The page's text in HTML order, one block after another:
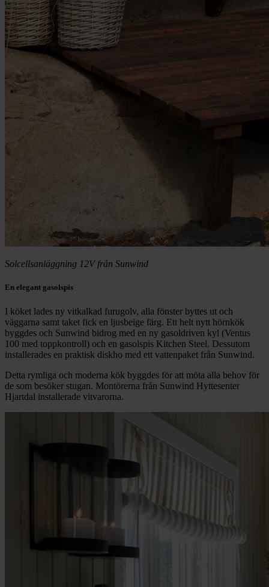
Solcellsanläggning 12V från Sunwind
En elegant gasolspis
I köket lades ny vitkalkad furugolv, alla fönster byttes ut och
väggarna samt taket fick en ljusbeige färg. Ett helt nytt hörnkök
byggdes och Sunwind bidrog med en ny gasoldriven kyl (Ventus
100 med toppkontroll) och en gasolspis Kitchen Steel. Dessutom
installerades en praktisk diskho med ett vattenpaket från Sunwind.
Detta rymliga och moderna kök byggdes för att möta alla behov för
de som besöker stugan. Montörerna från Sunwind Hyttesenter
Hjartdal installerade vitvarorna.